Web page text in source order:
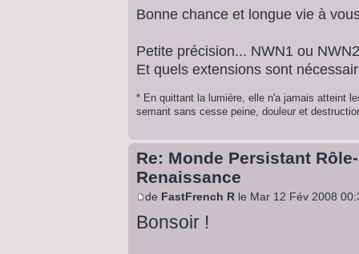
Bonne chance et longue vie à
Petite précision... NWN1 ou
Et quels extensions sont
* En quittant la lumière, elle n'a jamais atteint
semant sans cesse peine, douleur et
Re: Monde Persistant
Renaissance
de FastFrench R le Mar 12 Fév 2008
Bonsoir !